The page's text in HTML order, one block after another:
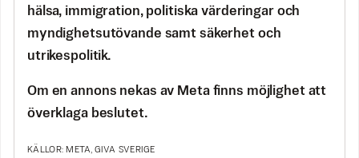
hälsa, immigration, politiska värderingar och
myndighetsutövande samt säkerhet och
utrikespolitik.
Om en annons nekas av Meta finns möjlighet att
överklaga beslutet.
KÄLLOR: META, GIVA SVERIGE